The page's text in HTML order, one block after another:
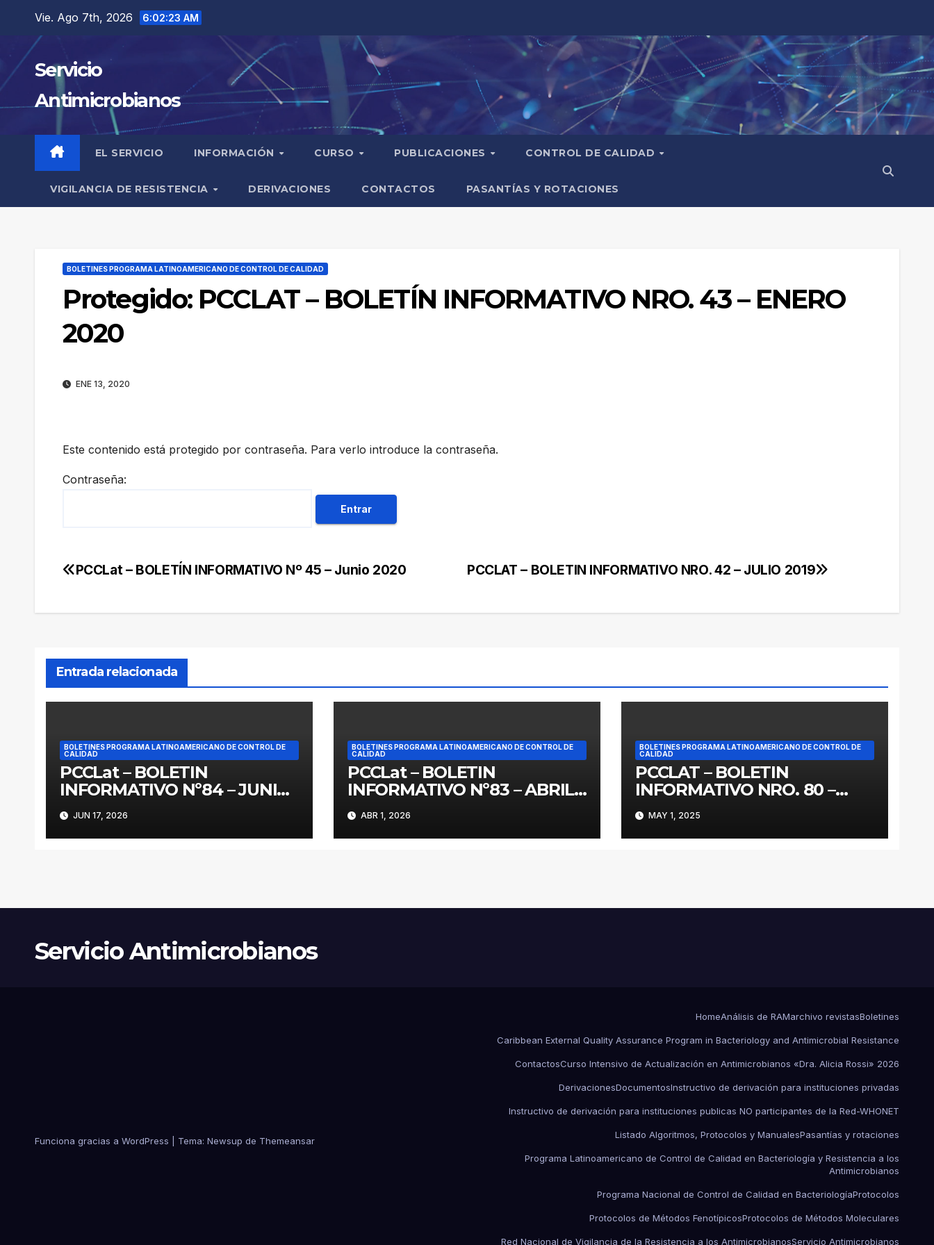
contenido
Vie. Ago 7th, 2026 6:02:24 AM
Servicio
Antimicrobianos
EL SERVICIO INFORMACIÓN CURSO PUBLICACIONES CONTROL DE CALIDAD
VIGILANCIA DE RESISTENCIA DERIVACIONES CONTACTOS PASANTÍAS Y ROTACIONES
BOLETINES PROGRAMA LATINOAMERICANO DE CONTROL DE CALIDAD
Protegido: PCCLAT – BOLETÍN INFORMATIVO NRO. 43 – ENERO
2020
ENE 13, 2020
Este contenido está protegido por contraseña. Para verlo introduce la contraseña.
Contraseña:
Navegación
PCCLAT – BOLETIN INFORMATIVO NRO. 42 – JULIO 2019
PCCLat – BOLETÍN INFORMATIVO Nº 45 – Junio 2020
Entrada relacionada
BOLETINES PROGRAMA LATINOAMERICANO DE CONTROL DE
CALIDAD
PCCLat – BOLETIN
INFORMATIVO Nº84 – JUNIO
2026
JUN 17, 2026
BOLETINES PROGRAMA LATINOAMERICANO DE CONTROL DE
CALIDAD
PCCLat – BOLETIN
INFORMATIVO Nº83 – ABRIL
2026
ABR 1, 2026
BOLETINES PROGRAMA LATINOAMERICANO DE CONTROL DE
CALIDAD
PCCLAT – BOLETIN
INFORMATIVO NRO. 80 –
MAYO 2025
MAY 1, 2025
Servicio Antimicrobianos
Funciona gracias a WordPress Tema: Newsup de Themeansar
HomeAnálisis de RAMarchivo revistasBoletines
Caribbean External Quality Assurance Program in Bacteriology and Antimicrobial Resistance
ContactosCurso Intensivo de Actualización en Antimicrobianos «Dra. Alicia Rossi» 2026
DerivacionesDocumentosInstructivo de derivación para instituciones privadas
Instructivo de derivación para instituciones publicas NO participantes de la Red-WHONET
Listado Algoritmos, Protocolos y ManualesPasantías y rotaciones
Programa Latinoamericano de Control de Calidad en Bacteriología y Resistencia a los
Antimicrobianos
Programa Nacional de Control de Calidad en BacteriologíaProtocolos
Protocolos de Métodos FenotípicosProtocolos de Métodos Moleculares
Red Nacional de Vigilancia de la Resistencia a los AntimicrobianosServicio Antimicrobianos